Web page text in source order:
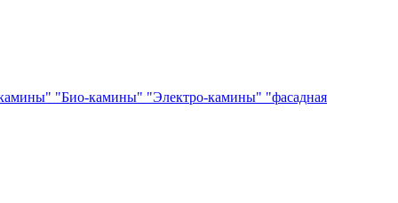
"Био-камины" "Электро-камины" "фасадная